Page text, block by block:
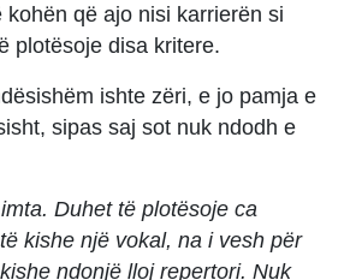
kohën që ajo nisi karrierën si
plotësoje disa kritere.
ishte zëri, e jo pamja e
sipas saj sot nuk ndodh e
Duhet të plotësoje ca
kishe një vokal, na i vesh për
ndonjë lloj repertori. Nuk